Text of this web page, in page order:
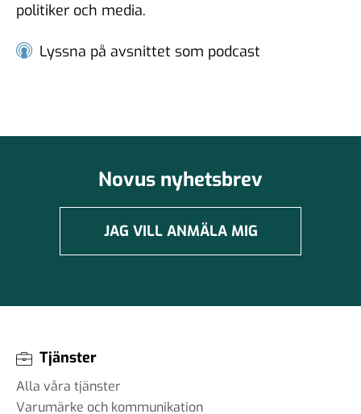
#102 - Brit Stakston - den
ingenjörens roll i ett
välfärdssamhälle
17 okt 2025
hantera
politiker och media.
Lyssna på avsnittet som podcast
Novus nyhetsbrev
JAG VILL ANMÄLA MIG
Tjänster
Alla våra tjänster
Varumärke och kommunikation